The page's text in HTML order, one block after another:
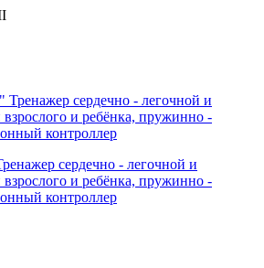
сердечно - легочной и
и ребёнка, пружинно -
контроллер